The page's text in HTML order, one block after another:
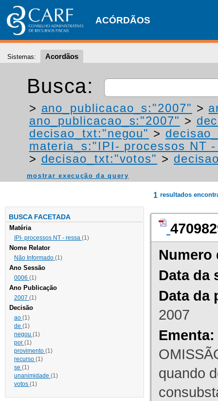
ACÓRDÃOS
Sistemas: Acordãos
Busca:
> ano_publicacao_s:"2007" >
ano_publicacao_s:"2007" >
decisao_txt:"negou" >
materia_s:"IPI- processos NT
> decisao_txt:"votos" >
mostrar execução da query
BUSCA FACETADA
Matéria
IPI- processos NT - ressa (1)
Nome Relator
Não Informado (1)
Ano Sessão
0006 (1)
Ano Publicação
2007 (1)
Decisão
ao (1)
de (1)
negou (1)
por (1)
provimento (1)
recurso (1)
se (1)
unanimidade (1)
votos (1)
1 resultados
Numero
Data da
Data da
2007
Ementa:
quando